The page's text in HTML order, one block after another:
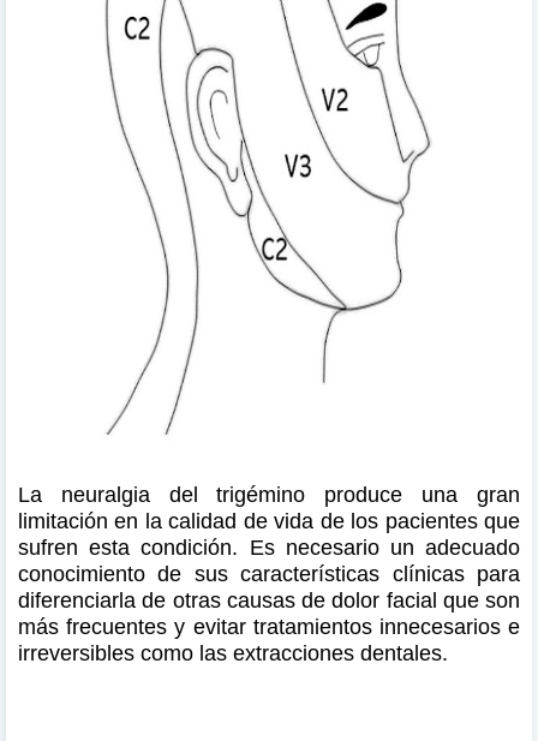
La neuralgia del trigémino produce una gran
limitación en la calidad de vida de los pacientes que
sufren esta condición. Es necesario un adecuado
conocimiento de sus características clínicas para
diferenciarla de otras causas de dolor facial que son
más frecuentes y evitar tratamientos innecesarios e
irreversibles como las extracciones dentales.